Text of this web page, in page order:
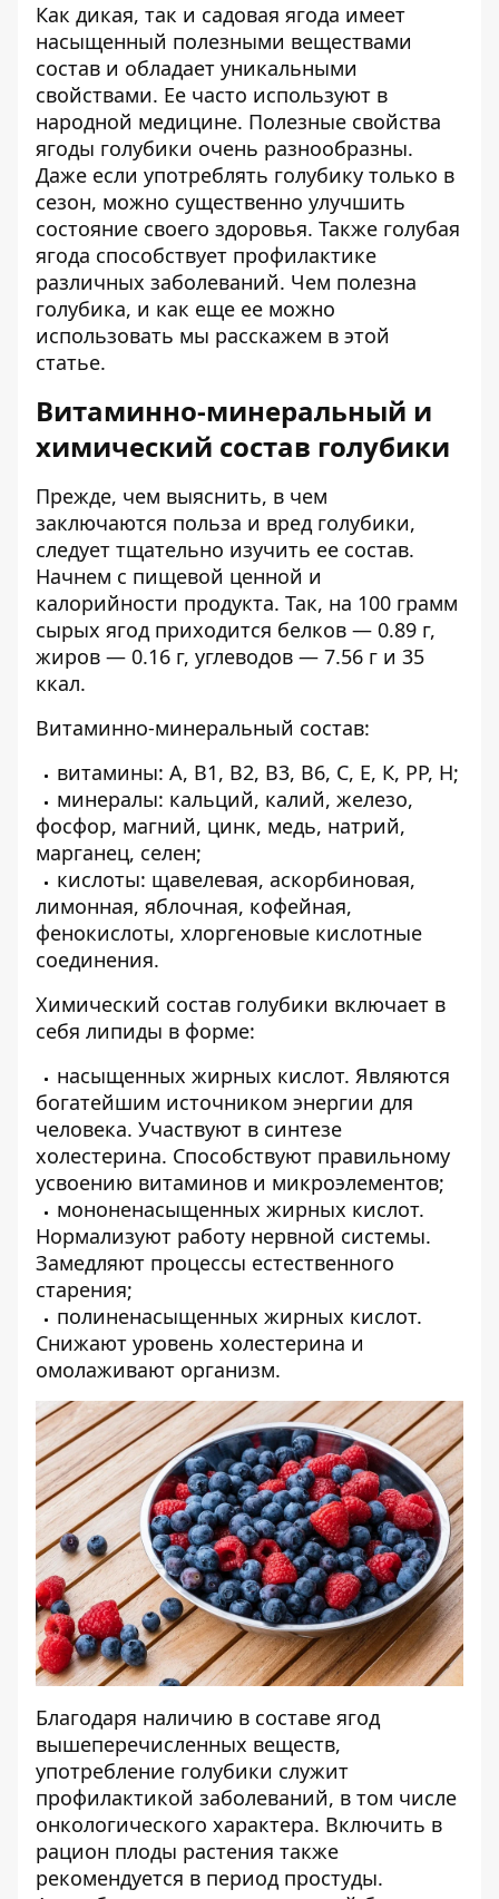
Как дикая, так и садовая ягода имеет
насыщенный полезными веществами
состав и обладает уникальными
свойствами. Ее часто используют в
народной медицине. Полезные свойства
ягоды голубики очень разнообразны.
Даже если употреблять голубику только в
сезон, можно существенно улучшить
состояние своего здоровья. Также голубая
ягода способствует профилактике
различных заболеваний. Чем полезна
голубика, и как еще ее можно
использовать мы расскажем в этой
статье.
Витаминно-минеральный и
химический состав голубики
Прежде, чем выяснить, в чем
заключаются польза и вред голубики,
следует тщательно изучить ее состав.
Начнем с пищевой ценной и
калорийности продукта. Так, на 100 грамм
сырых ягод приходится белков — 0.89 г,
жиров — 0.16 г, углеводов — 7.56 г и 35
ккал.
Витаминно-минеральный состав:
витамины: А, В1, В2, В3, В6, С, Е, К, РР, Н;
минералы: кальций, калий, железо,
фосфор, магний, цинк, медь, натрий,
марганец, селен;
кислоты: щавелевая, аскорбиновая,
лимонная, яблочная, кофейная,
фенокислоты, хлоргеновые кислотные
соединения.
Химический состав голубики включает в
себя липиды в форме:
насыщенных жирных кислот. Являются
богатейшим источником энергии для
человека. Участвуют в синтезе
холестерина. Способствуют правильному
усвоению витаминов и микроэлементов;
мононенасыщенных жирных кислот.
Нормализуют работу нервной системы.
Замедляют процессы естественного
старения;
полиненасыщенных жирных кислот.
Снижают уровень холестерина и
омолаживают организм.
Благодаря наличию в составе ягод
вышеперечисленных веществ,
употребление голубики служит
профилактикой заболеваний, в том числе
онкологического характера. Включить в
рацион плоды растения также
рекомендуется в период простуды.